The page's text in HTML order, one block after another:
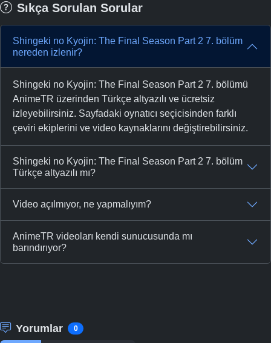
Sıkça Sorulan Sorular
Shingeki no Kyojin: The Final Season Part 2 7. bölüm
nereden izlenir?
Shingeki no Kyojin: The Final Season Part 2 7. bölümü
AnimeTR üzerinden Türkçe altyazılı ve ücretsiz
izleyebilirsiniz. Sayfadaki oynatıcı seçicisinden farklı
çeviri ekiplerini ve video kaynaklarını değiştirebilirsiniz.
Shingeki no Kyojin: The Final Season Part 2 7. bölüm
Türkçe altyazılı mı?
Video açılmıyor, ne yapmalıyım?
AnimeTR videoları kendi sunucusunda mı
barındırıyor?
Yorumlar 0